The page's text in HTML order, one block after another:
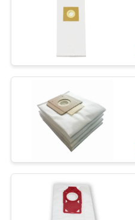
VERZOEK
CITAAT
SITEMAP
PRIVACY
POLICYZakken